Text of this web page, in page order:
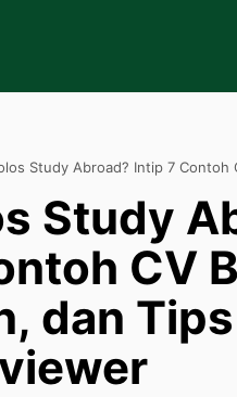
Study Abroad? Intip 7 Contoh
Study
CV
dan